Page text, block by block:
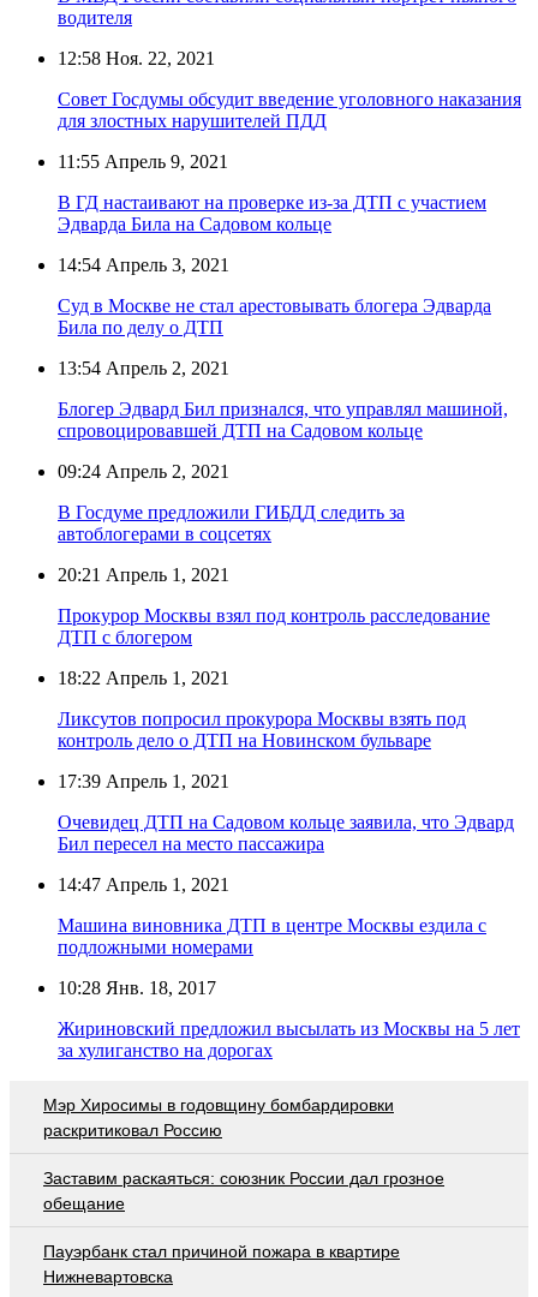
водителя
12:58 Ноя. 22, 2021
Совет Госдумы обсудит введение уголовного наказания
для злостных нарушителей ПДД
11:55 Апрель 9, 2021
В ГД настаивают на проверке из-за ДТП с участием
Эдварда Била на Садовом кольце
14:54 Апрель 3, 2021
Суд в Москве не стал арестовывать блогера Эдварда
Била по делу о ДТП
13:54 Апрель 2, 2021
Блогер Эдвард Бил признался, что управлял машиной,
спровоцировавшей ДТП на Садовом кольце
09:24 Апрель 2, 2021
В Госдуме предложили ГИБДД следить за
автоблогерами в соцсетях
20:21 Апрель 1, 2021
Прокурор Москвы взял под контроль расследование
ДТП с блогером
18:22 Апрель 1, 2021
Ликсутов попросил прокурора Москвы взять под
контроль дело о ДТП на Новинском бульваре
17:39 Апрель 1, 2021
Очевидец ДТП на Садовом кольце заявила, что Эдвард
Бил пересел на место пассажира
14:47 Апрель 1, 2021
Машина виновника ДТП в центре Москвы ездила с
подложными номерами
10:28 Янв. 18, 2017
Жириновский предложил высылать из Москвы на 5 лет
за хулиганство на дорогах
Мэр Хиросимы в годовщину бомбардировки
раскритиковал Россию
Заставим раскаяться: союзник России дал грозное
обещание
Пауэрбанк стал причиной пожара в квартире
Нижневартовска